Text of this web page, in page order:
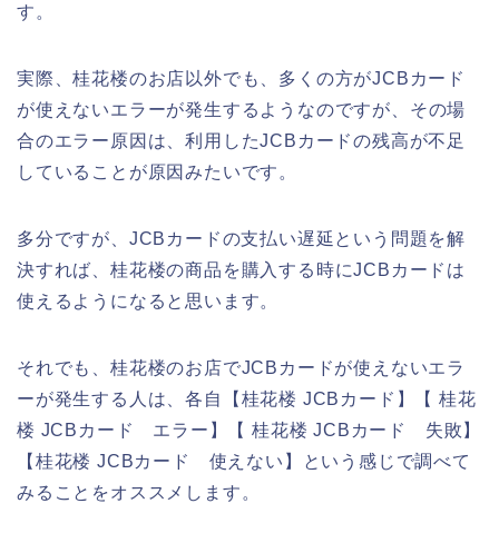
す。
実際、桂花楼のお店以外でも、多くの方がJCBカード
が使えないエラーが発生するようなのですが、その場
合のエラー原因は、利用したJCBカードの残高が不足
していることが原因みたいです。
多分ですが、JCBカードの支払い遅延という問題を解
決すれば、桂花楼の商品を購入する時にJCBカードは
使えるようになると思います。
それでも、桂花楼のお店でJCBカードが使えないエラ
ーが発生する人は、各自【桂花楼 JCBカード】【 桂花
楼 JCBカード エラー】【 桂花楼 JCBカード 失敗】
【桂花楼 JCBカード 使えない】という感じで調べて
みることをオススメします。